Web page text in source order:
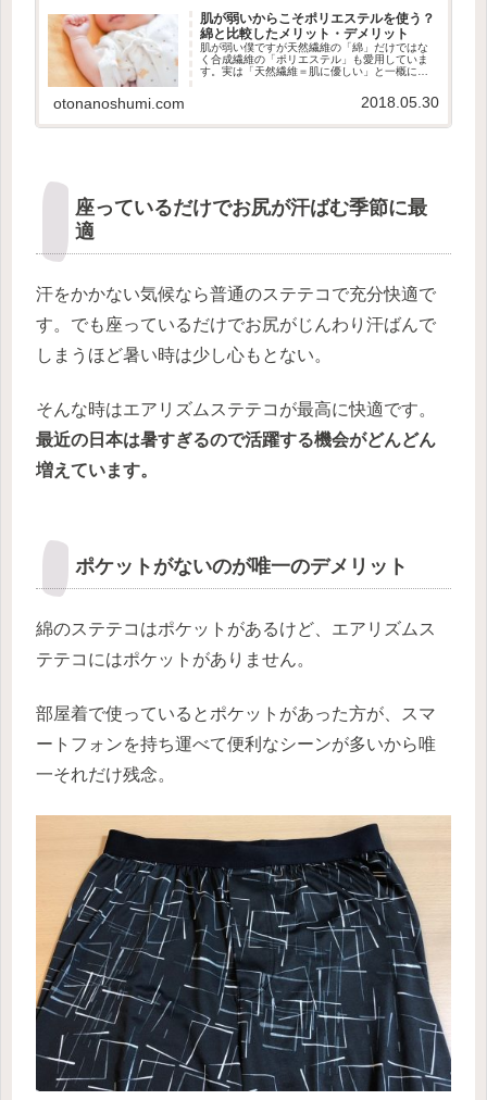
肌が弱いからこそポリエステルを使う？
綿と比較したメリット・デメリット
肌が弱い僕ですが天然繊維の「綿」だけではな
く合成繊維の「ポリエステル」も愛用していま
す。実は「天然繊維＝肌に優しい」と一概には
ます。お互いのメリットを知って賢く使い分け
otonanoshumi.com 2018.05.30
座っているだけでお尻が汗ばむ季節に最
適
汗をかかない気候なら普通のステテコで充分快適で
す。でも座っているだけでお尻がじんわり汗ばんで
しまうほど暑い時は少し心もとない。
そんな時はエアリズムステテコが最高に快適です。
最近の日本は暑すぎるので活躍する機会がどんどん
増えています。
ポケットがないのが唯一のデメリット
綿のステテコはポケットがあるけど、エアリズムス
テテコにはポケットがありません。
部屋着で使っているとポケットがあった方が、スマ
ートフォンを持ち運べて便利なシーンが多いから唯
一それだけ残念。